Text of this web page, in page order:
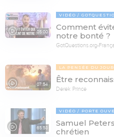
05:00
VIDÉO
Comment
notre bonté ?
GotQuestions.org-
07:54
LA PENSÉE DU JOUR
Être
Derek Prince
65:58
VIDÉO PORTE
Samuel
chrétien